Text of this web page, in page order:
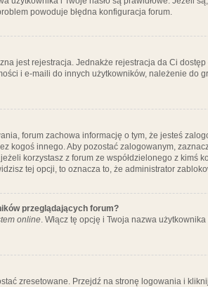
powoduje błędna konfiguracja forum.
jest rejestracja. Jednakże rejestracja da Ci
i e-maili do innych użytkowników, należenie do
forum zachowa informację o tym, że jesteś
kogoś innego. Aby pozostać zalogowanym,
korzystasz z forum ze współdzielonego z kimś
tej opcji, to oznacza to, że administrator
przeglądających forum?
online. Włącz tę opcję i Twoja nazwa
zresetowane. Przejdź na stronę logowania i